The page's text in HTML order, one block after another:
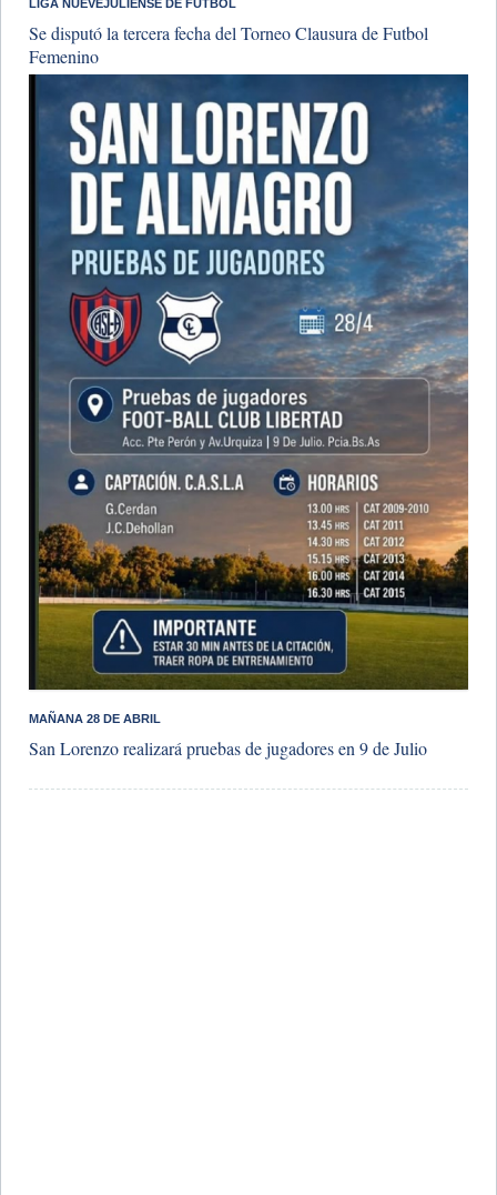
LIGA NUEVEJULIENSE DE FUTBOL
Se disputó la tercera fecha del Torneo Clausura de Futbol
Femenino
MAÑANA 28 DE ABRIL
San Lorenzo realizará pruebas de jugadores en 9 de Julio